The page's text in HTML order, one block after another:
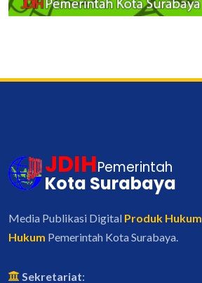
JDIHPemerintah
Kota Surabaya
Media Publikasi Digital Produk Hukum
Hukum Pemerintah Kota Surabaya.
Sekretariat: